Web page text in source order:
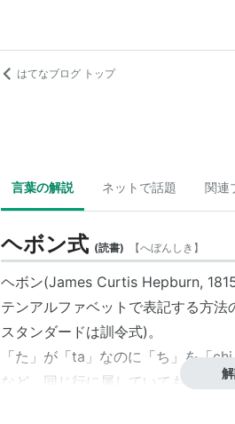
はてなブログ トップ
言葉の解説 ネットで話題 関連
ヘボン式 (読書) 【へぼんしき 】
ヘボン(James Curtis Hepburn,
テンアルファベットで表記する方
スタンダードは訓令式)。
「た」が「ta」なのに「ち」を「
など、同じ行に属していても発音の